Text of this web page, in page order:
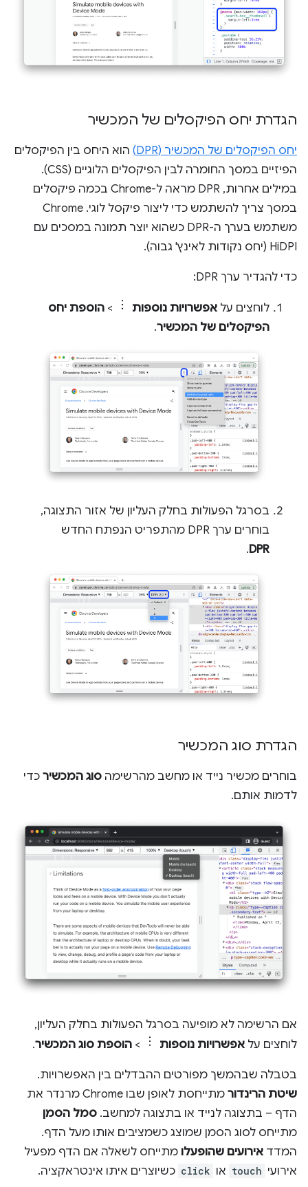
הגדרת יחס הפיקסלים של המכשיר
יחס הפיקסלים של המכשיר (DPR)
הוא היחס בין הפיקסלים
הפיזיים במסך החומרה לבין הפיקסלים הלוגיים (CSS).
במילים אחרות, DPR מראה ל-Chrome בכמה פיקסלים
במסך צריך להשתמש כדי ליצור פיקסל לוגי. ‫Chrome
משתמש בערך ה-DPR כשהוא יוצר תמונה במסכים עם
HiDPI (יחס נקודות לאינץ' גבוה).
כדי להגדיר ערך DPR:
לוחצים על אפשרויות נוספות > הוספת יחס
הפיקסלים של המכשיר.
בסרגל הפעולות בחלק העליון של אזור התצוגה,
בוחרים ערך DPR מהתפריט הנפתח החדש
DPR
.
הגדרת סוג המכשיר
בוחרים מכשיר נייד או מחשב מהרשימה סוג המכשיר כדי
לדמות אותם.
אם הרשימה לא מופיעה בסרגל הפעולות בחלק העליון,
לוחצים על אפשרויות נוספות > הוספת סוג המכשיר.
בטבלה שבהמשך מפורטים ההבדלים בין האפשרויות.
שיטת הרינדור
מתייחסת לאופן שבו Chrome מרנדר את
הדף – בתצוגה לנייד או בתצוגה למחשב. סמל הסמן
מתייחס לסוג הסמן שמוצג כשמציבים אותו מעל הדף.
המדד אירועים שהופעלו מתייחס לשאלה אם הדף מפעיל
אירועי touch או click כשיוצרים איתו אינטראקציה.